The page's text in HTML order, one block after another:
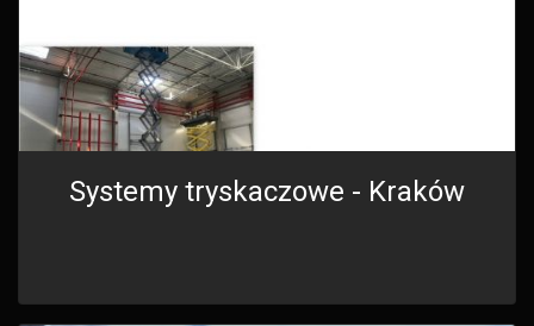
Systemy tryskaczowe - Kraków